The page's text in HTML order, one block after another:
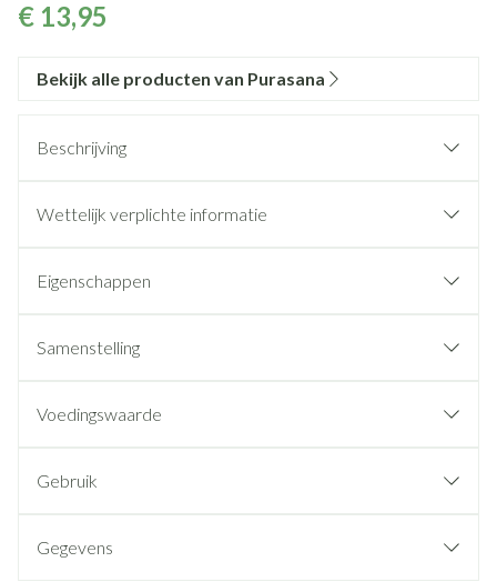
€ 13,95
Bekijk alle producten van Purasana
Beschrijving
Wettelijk verplichte informatie
Eigenschappen
Samenstelling
Voedingswaarde
Gebruik
Gegevens